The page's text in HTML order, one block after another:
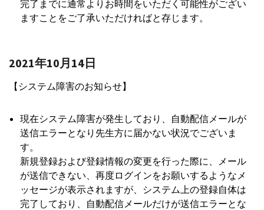
完了までに通常よりお時間をいただく可能性がござい
ますことをご了承いただければと存じます。
2021年10月14日
【システム障害のお知らせ】
現在システム障害が発生しており、自動配信メールが
送信エラーとなり先生方に届かない状況でございま
す。
新規登録および登録情報の変更を行った際に、メール
が送信できない、再度ログインをお願いするようなメ
ッセージが表示されますが、システム上の登録自体は
完了しており、自動配信メールだけが送信エラーとな